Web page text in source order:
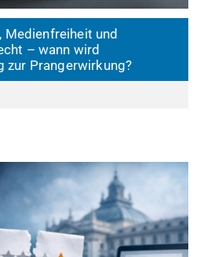
Medienfreiheit und
– wann wird
zur Prangerwirkung?